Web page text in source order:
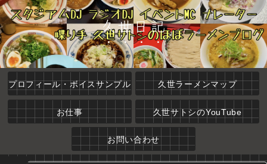
久世日記
プロフィール・ボイスサンプル 久世ラーメンマップ
お仕事 久世サトシのYouTube
お問い合わせ